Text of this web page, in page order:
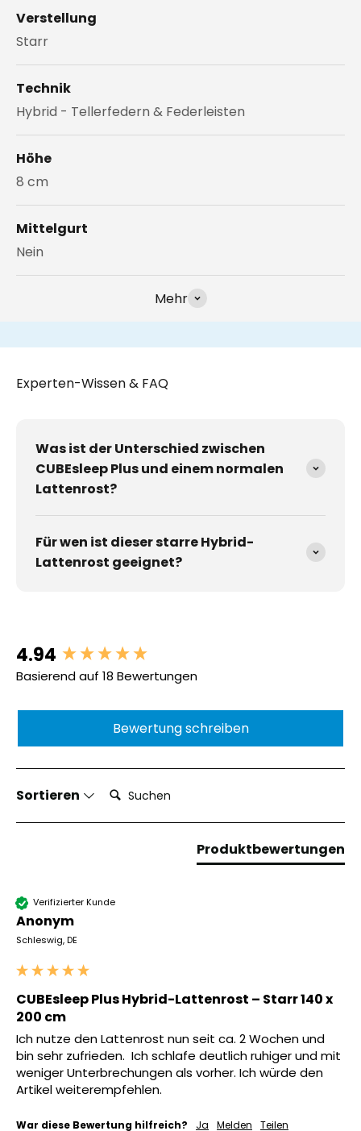
Verstellung
Starr
Technik
Hybrid - Tellerfedern & Federleisten
Höhe
8 cm
Mittelgurt
Nein
Mehr
Experten-Wissen & FAQ
Was ist der Unterschied zwischen
CUBEsleep Plus und einem normalen
Lattenrost?
Für wen ist dieser starre Hybrid-
Lattenrost geeignet?
4.94
Basierend auf 18 Bewertungen
Bewertung schreiben
Sortieren Suchen:
Produktbewertungen
Verifizierter Kunde
Anonym
Schleswig, DE
CUBEsleep Plus Hybrid-Lattenrost – Starr 140 x
200 cm
Ich nutze den Lattenrost nun seit ca. 2 Wochen und
bin sehr zufrieden.  Ich schlafe deutlich ruhiger und mit
weniger Unterbrechungen als vorher. Ich würde den
Artikel weiterempfehlen.
War diese Bewertung hilfreich? Ja Melden Teilen
New content loaded